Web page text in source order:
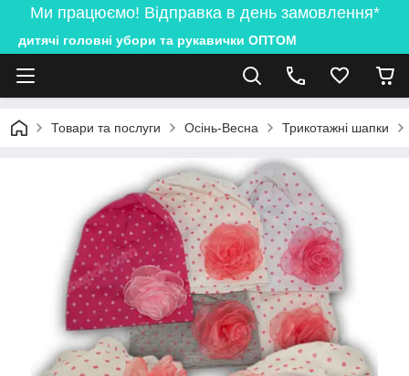
Ми працюємо! Відправка в день замовлення*
дитячі головні убори та рукавички ОПТОМ
Товари та послуги Осінь-Весна Трикотажні шапки